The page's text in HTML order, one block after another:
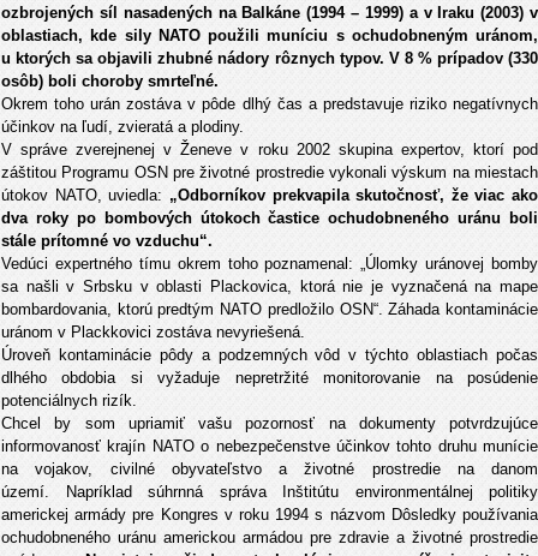
ozbrojených síl nasadených na Balkáne (1994 – 1999) a v Iraku (2003) v
oblastiach, kde sily NATO použili muníciu s ochudobneným uránom,
u ktorých sa objavili zhubné nádory rôznych typov. V 8 % prípadov (330
osôb) boli choroby smrteľné.
Okrem toho urán zostáva v pôde dlhý čas a predstavuje riziko negatívnych
účinkov na ľudí, zvieratá a plodiny.
V správe zverejnenej v Ženeve v roku 2002 skupina expertov, ktorí pod
záštitou Programu OSN pre životné prostredie vykonali výskum na miestach
útokov NATO, uviedla: „Odborníkov prekvapila skutočnosť, že viac ako
dva roky po bombových útokoch častice ochudobneného uránu boli
stále prítomné vo vzduchu“.
Vedúci expertného tímu okrem toho poznamenal: „Úlomky uránovej bomby
sa našli v Srbsku v oblasti Plackovica, ktorá nie je vyznačená na mape
bombardovania, ktorú predtým NATO predložilo OSN“. Záhada kontaminácie
uránom v Plackkovici zostáva nevyriešená.
Úroveň kontaminácie pôdy a podzemných vôd v týchto oblastiach počas
dlhého obdobia si vyžaduje nepretržité monitorovanie na posúdenie
potenciálnych rizík.
Chcel by som upriamiť vašu pozornosť na dokumenty potvrdzujúce
informovanosť krajín NATO o nebezpečenstve účinkov tohto druhu munície
na vojakov, civilné obyvateľstvo a životné prostredie na danom
území. Napríklad súhrnná správa Inštitútu environmentálnej politiky
americkej armády pre Kongres v roku 1994 s názvom Dôsledky používania
ochudobneného uránu americkou armádou pre zdravie a životné prostredie